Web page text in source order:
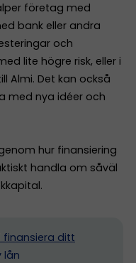
företag med
bank eller andra
och
lite högre risk, eller i
Almi. Det kan också
med nya idéer och
hur finansiering
handla om såväl
finansiera ditt
lån